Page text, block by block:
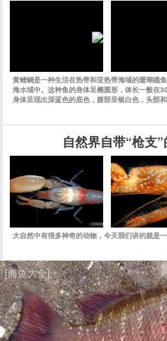
黄鳍鲷是一种生活在热带和亚热带海域的珊瑚礁
海水域中。这种鱼的身体呈椭圆形，体长一般在
身体呈现出深蓝色的底色，腹部呈银白色，头部
自然界自带“枪
大自然中有很多神奇的动物，今天我们讲的就是
[海鱼大全]